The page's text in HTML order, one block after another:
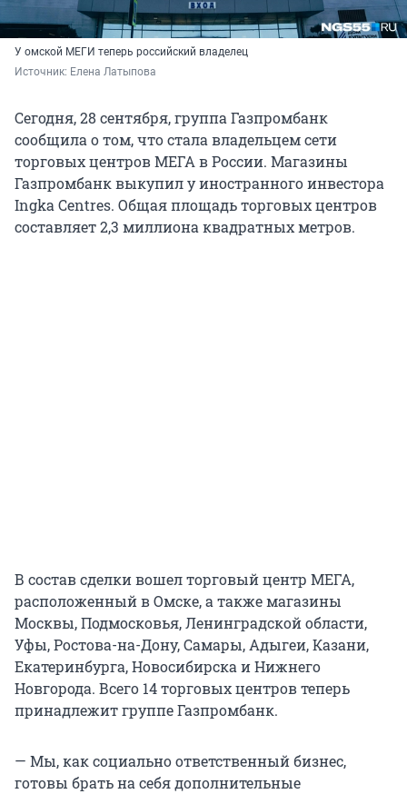
У омской МЕГИ теперь российский владелец
Источник: Елена Латыпова
Сегодня, 28 сентября, группа Газпромбанк
сообщила о том, что стала владельцем сети
торговых центров МЕГА в России. Магазины
Газпромбанк выкупил у иностранного инвестора
Ingka Centres. Общая площадь торговых центров
составляет 2,3 миллиона квадратных метров.
В состав сделки вошел торговый центр МЕГА,
расположенный в Омске, а также магазины
Москвы, Подмосковья, Ленинградской области,
Уфы, Ростова-на-Дону, Самары, Адыгеи, Казани,
Екатеринбурга, Новосибирска и Нижнего
Новгорода. Всего 14 торговых центров теперь
принадлежит группе Газпромбанк.
— Мы, как социально ответственный бизнес,
готовы брать на себя дополнительные